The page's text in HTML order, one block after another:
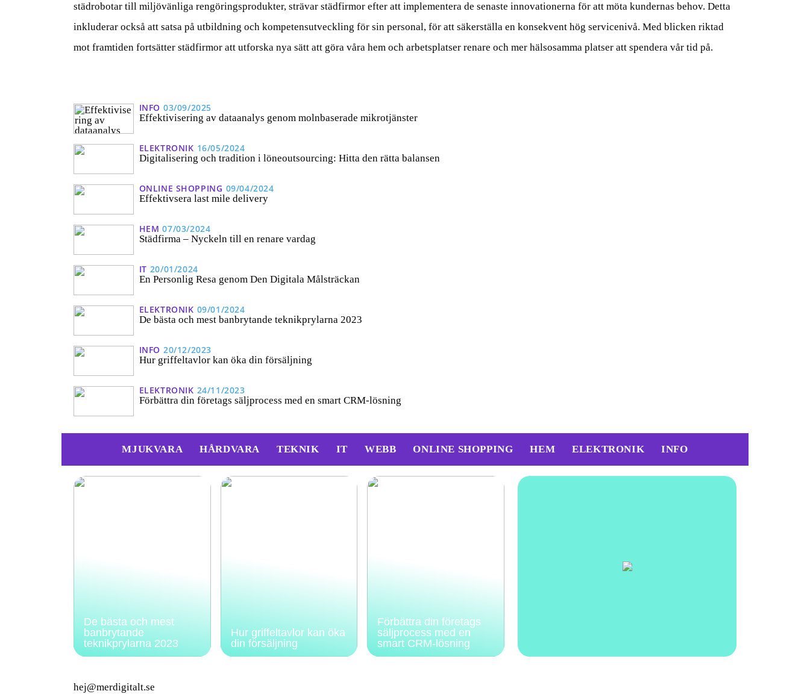
städrobotar till miljövänliga rengöringsprodukter, strävar städfirmor efter att implementera de senaste innovationerna för att möta kundernas behov. Detta
inkluderar också att satsa på utbildning och kompetensutveckling för sin personal, för att säkerställa en konsekvent hög servicenivå. Med blicken riktad
mot framtiden fortsätter städfirmor att utforska nya sätt att göra våra hem och arbetsplatser renare och mer hälsosamma platser att spendera vår tid på.
INFO 03/09/2025
Effektivisering av dataanalys genom molnbaserade mikrotjänster
ELEKTRONIK 16/05/2024
Digitalisering och tradition i löneoutsourcing: Hitta den rätta balansen
ONLINE SHOPPING 09/04/2024
Effektivsera last mile delivery
HEM 07/03/2024
Städfirma – Nyckeln till en renare vardag
IT 20/01/2024
En Personlig Resa genom Den Digitala Målsträckan
ELEKTRONIK 09/01/2024
De bästa och mest banbrytande teknikprylarna 2023
INFO 20/12/2023
Hur griffeltavlor kan öka din försäljning
ELEKTRONIK 24/11/2023
Förbättra din företags säljprocess med en smart CRM-lösning
MJUKVARA HÅRDVARA TEKNIK IT WEBB ONLINE SHOPPING HEM ELEKTRONIK INFO
De bästa och mest
banbrytande
teknikprylarna 2023
Hur griffeltavlor kan öka
din försäljning
Förbättra din företags
säljprocess med en
smart CRM-lösning
hej@merdigitalt.se